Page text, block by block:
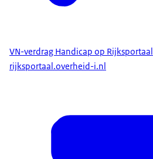
VN-verdrag Handicap op Rijksportaal
rijksportaal.overheid-i.nl